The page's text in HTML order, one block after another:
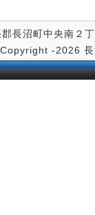
長沼町中央南
Copyright -2026